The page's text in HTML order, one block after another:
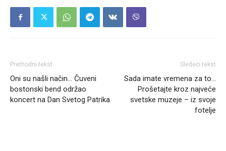
Prethodni tekst
Oni su našli način… Čuveni
bostonski bend održao
koncert na Dan Svetog Patrika
Sledeći tekst
Sada imate vremena za to…
Prošetajte kroz najveće
svetske muzeje – iz svoje
fotelje